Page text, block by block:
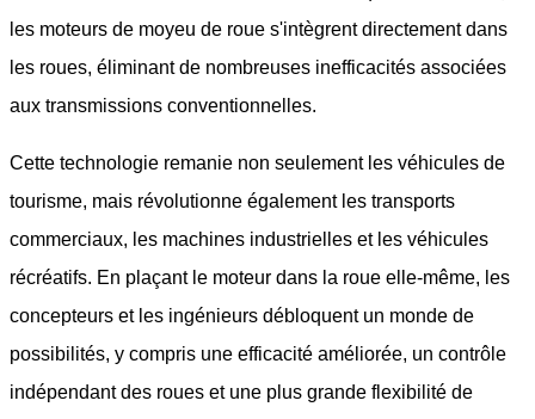
les moteurs de moyeu de roue s'intègrent directement dans
les roues, éliminant de nombreuses inefficacités associées
aux transmissions conventionnelles.
Cette technologie remanie non seulement les véhicules de
tourisme, mais révolutionne également les transports
commerciaux, les machines industrielles et les véhicules
récréatifs. En plaçant le moteur dans la roue elle-même, les
concepteurs et les ingénieurs débloquent un monde de
possibilités, y compris une efficacité améliorée, un contrôle
indépendant des roues et une plus grande flexibilité de